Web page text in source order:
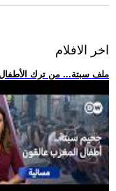
اخر الافلام
.. ملف سبتة... من ترك